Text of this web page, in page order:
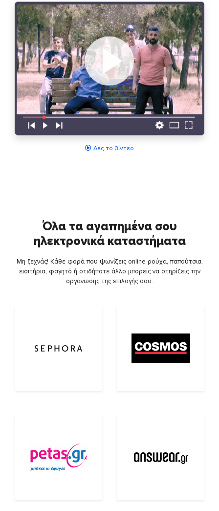
Δες το βίντεο
Όλα τα αγαπημένα σου
ηλεκτρονικά καταστήματα
Μη ξεχνάς! Κάθε φορά που ψωνίζεις online ρούχα, παπούτσια,
εισιτήρια, φαγητό ή οτιδήποτε άλλο μπορείς να στηρίζεις την
οργάνωσης της επιλογής σου.